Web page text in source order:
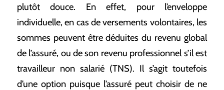
plutôt douce. En effet, pour l’enveloppe
individuelle, en cas de versements volontaires, les
sommes peuvent être déduites du revenu global
de l’assuré, ou de son revenu professionnel s’il est
travailleur non salarié (TNS). Il s’agit toutefois
d’une option puisque l’assuré peut choisir de ne